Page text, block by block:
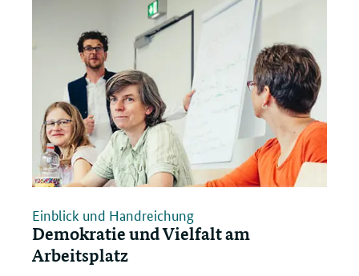
Einblick und Handreichung
Demokratie und Vielfalt am
Arbeitsplatz